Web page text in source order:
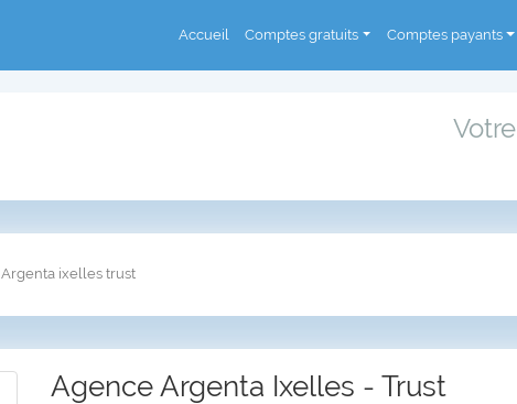
Accueil Comptes gratuits Comptes payants
Votre
Argenta ixelles trust
Agence Argenta Ixelles - Trust